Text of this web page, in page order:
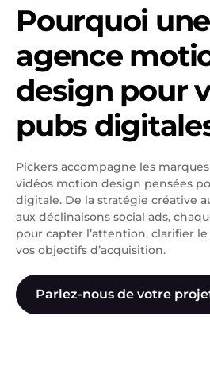
Pourquoi une
agence
design pour
pubs
Pickers accompagne les
vidéos motion design pensées
digitale. De la stratégie créative
aux déclinaisons social ads,
pour capter l’attention, clarifier
vos objectifs d’acquisition.
Parlez-nous de votre